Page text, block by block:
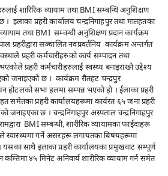
शारिरिक व्यायाम तथा BMI सम्बन्धि अनुशिक्षण
इलाका प्रहरी कार्यालय चन्द्रनिगाहपुर तथा मातहतका
तथा BMI सम्वन्धी अनुशिक्षण प्रदान कार्यक्रम
सञ्चालित नवप्रवर्तनिय कार्यक्रम अन्तर्गत
प्रहरी कर्मचारीहरुको कार्य सम्पादन तथा
प्रहरी कर्मचारीहरुलाई स्वस्थ्य बनाइराख्ने उद्देश्य
जनाइएकाे छ । कार्यक्रम रौतहट चन्द्रपुर
होटलको सभा हलमा सम्पन्न भएकाे हाे । ईलाका प्रहरी
समेतका प्रहरी कार्यालयहरूमा कार्यरत ६५ जना प्रहरी
जनाइएका छ । चन्द्रनिगाहपुर अस्पताल चन्द्रनिगाहपुर
BMI सम्बन्धी, शारीरिक व्यायामका फाईदाहरू
स्वास्थ्यमा गर्ने असरहरू लगायतका बिषयहरूमा
यसका साथै इलाका प्रहरी कार्यालयका प्रमुखवाट सम्पूर्ण
कम्तिमा ४५ मिनेट अनिवार्य शारीरिक व्यायाम गर्न समेत